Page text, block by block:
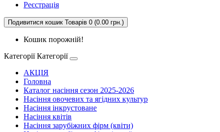
Реєстрація
Подивитися кошик Товарів 0 (0.00 грн.)
Кошик порожній!
Категорії Категорії
АКЦІЯ
Головна
Каталог насіння сезон 2025-2026
Насіння овочевих та ягідних культур
Насіння інкрустоване
Насіння квітів
Насіння зарубіжних фірм (квіти)